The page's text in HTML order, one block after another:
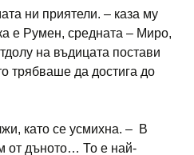
ни приятели. – каза му
е Румен, средната – Миро,
на въдицата постави
трябваше да достига до
като се усмихна. – В
от дъното… То е най-